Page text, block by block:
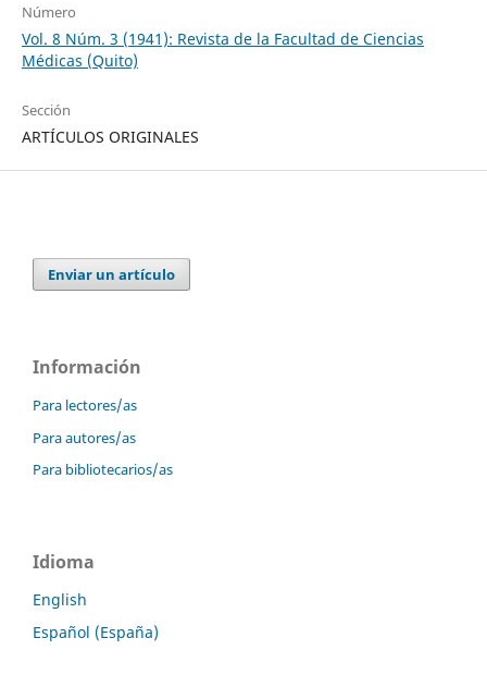
Número
Vol. 8 Núm. 3 (1941): Revista de la Facultad de Ciencias
Médicas (Quito)
Sección
ARTÍCULOS ORIGINALES
Enviar un artículo
Información
Para lectores/as
Para autores/as
Para bibliotecarios/as
Idioma
English
Español (España)